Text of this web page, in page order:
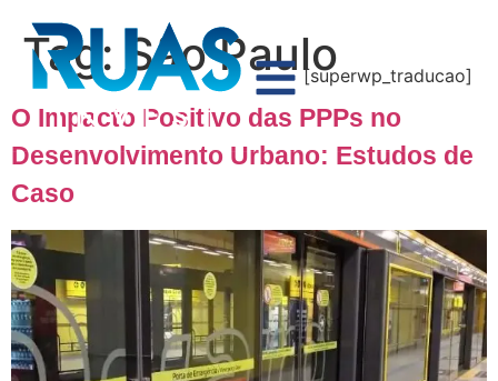
[superwp_traducao]
Tag:São Paulo
O Impacto Positivo das PPPs no
Desenvolvimento Urbano: Estudos de
Caso